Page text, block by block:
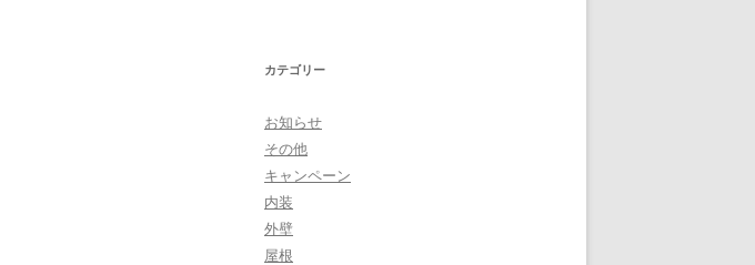
カテゴリー
お知らせ
その他
キャンペーン
内装
外壁
屋根